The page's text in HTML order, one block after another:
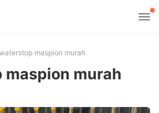
maspion murah
murah